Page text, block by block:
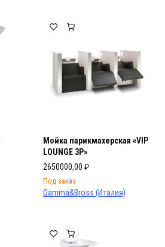
Мойка парикмахерская «VIP
LOUNGE 3P»
2650000,00 ₽
Под заказ
Gamma&Bross (Италия)